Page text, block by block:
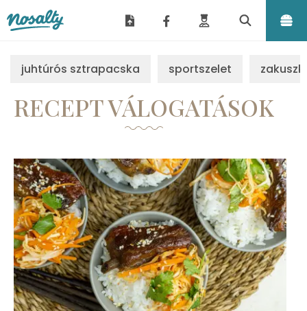
juhtúrós sztrapacska sportszelet
RECEPT VÁLOGATÁSOK